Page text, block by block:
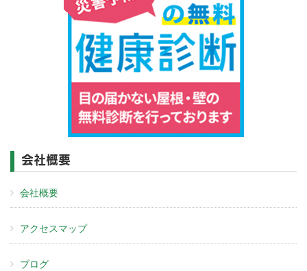
会社概要
会社概要
アクセスマップ
ブログ